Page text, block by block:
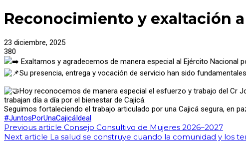
Reconocimiento y exaltación
23 diciembre, 2025
380
Exaltamos y agradecemos de manera especial al Ejército
Su presencia, entrega y vocación de servicio han sido
Hoy reconocemos de manera especial el esfuerzo y trabajo del Cr
trabajan día a día por el bienestar de Cajicá.
Seguimos fortaleciendo el trabajo articulado por una Cajicá segura, en
#JuntosPorUnaCajicáIdeal
Previous article Consejo Consultivo de Mujeres 2026–2027
Next article La salud se construye cuando la comunidad y los